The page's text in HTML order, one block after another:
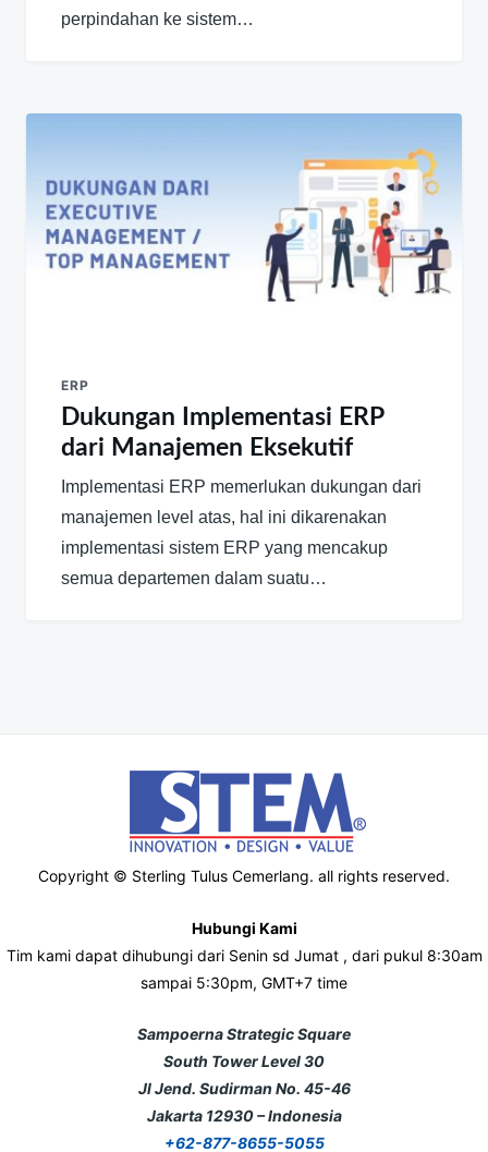
perpindahan ke sistem…
ERP
Dukungan Implementasi ERP
dari Manajemen Eksekutif
Implementasi ERP memerlukan dukungan dari
manajemen level atas, hal ini dikarenakan
implementasi sistem ERP yang mencakup
semua departemen dalam suatu…
Copyright © Sterling Tulus Cemerlang. all rights reserved.
Hubungi Kami
Tim kami dapat dihubungi dari Senin sd Jumat , dari pukul 8:30am
sampai 5:30pm, GMT+7 time
Sampoerna Strategic Square
South Tower Level 30
Jl Jend. Sudirman No. 45-46
Jakarta 12930 – Indonesia
+62-877-8655-5055